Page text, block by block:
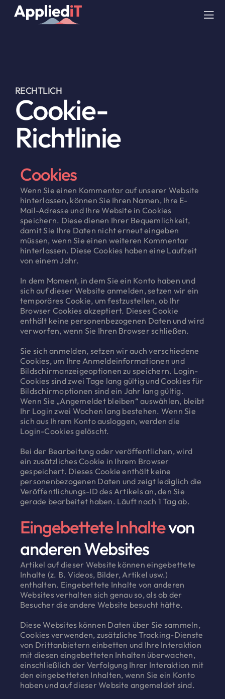
LÖSUNGEN
UNTERNEHMEN
RESSOURCEN
BLOG
RECHTLICH
Cookie-
Richtlinie
Cookies
Wenn Sie einen Kommentar auf unserer Website
hinterlassen, können Sie Ihren Namen, Ihre E-
Mail-Adresse und Ihre Website in Cookies
speichern. Diese dienen Ihrer Bequemlichkeit,
damit Sie Ihre Daten nicht erneut eingeben
müssen, wenn Sie einen weiteren Kommentar
hinterlassen. Diese Cookies haben eine Laufzeit
von einem Jahr.
In dem Moment, in dem Sie ein Konto haben und
sich auf dieser Website anmelden, setzen wir ein
temporäres Cookie, um festzustellen, ob Ihr
Browser Cookies akzeptiert. Dieses Cookie
enthält keine personenbezogenen Daten und wird
verworfen, wenn Sie Ihren Browser schließen.
Sie sich anmelden, setzen wir auch verschiedene
Cookies, um Ihre Anmeldeinformationen und
Bildschirmanzeigeoptionen zu speichern. Login-
Cookies sind zwei Tage lang gültig und Cookies für
Bildschirmoptionen sind ein Jahr lang gültig.
Wenn Sie „Angemeldet bleiben“ auswählen, bleibt
Ihr Login zwei Wochen lang bestehen. Wenn Sie
sich aus Ihrem Konto ausloggen, werden die
Login-Cookies gelöscht.
Bei der Bearbeitung oder veröffentlichen, wird
ein zusätzliches Cookie in Ihrem Browser
gespeichert. Dieses Cookie enthält keine
personenbezogenen Daten und zeigt lediglich die
Veröffentlichungs-ID des Artikels an, den Sie
gerade bearbeitet haben. Läuft nach 1 Tag ab.
Eingebettete Inhaltevon
anderen Websites
Artikel auf dieser Website können eingebettete
Inhalte (z. B. Videos, Bilder, Artikel usw.)
enthalten. Eingebettete Inhalte von anderen
Websites verhalten sich genau so, als ob der
Besucher die andere Website besucht hätte.
Diese Websites können Daten über Sie sammeln,
Cookies verwenden, zusätzliche Tracking-Dienste
von Drittanbietern einbetten und Ihre Interaktion
mit diesen eingebetteten Inhalten überwachen,
einschließlich der Verfolgung Ihrer Interaktion mit
den eingebetteten Inhalten, wenn Sie ein Konto
haben und auf dieser Website angemeldet sind.